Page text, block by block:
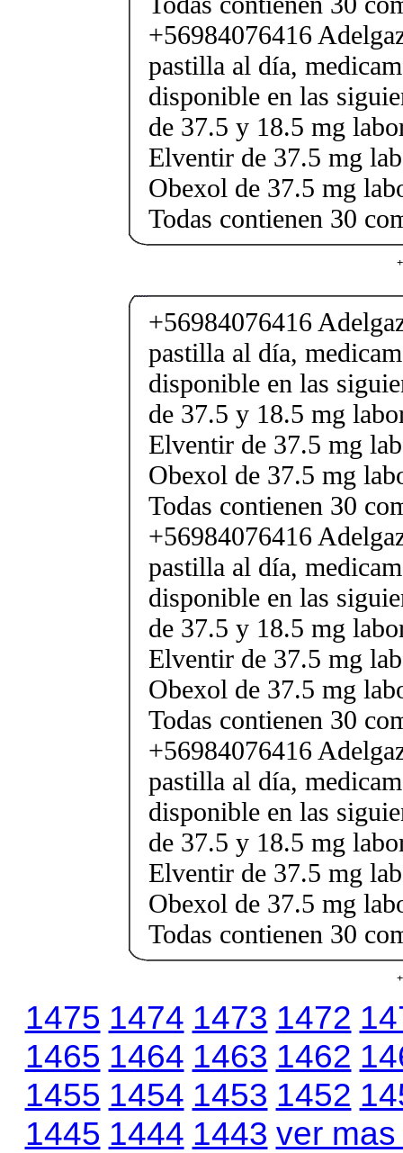
+56984076416
pastilla al día,
disponible en las
de 37.5 y 18.5 mg
Elventir de 37.5 mg
Obexol de 37.5 mg
Todas contienen 30
+56984076416
pastilla al día,
disponible en las
de 37.5 y 18.5 mg
Elventir de 37.5 mg
Obexol de 37.5 mg
Todas contienen 30
+56984076416
pastilla al día,
disponible en las
de 37.5 y 18.5 mg
Elventir de 37.5 mg
Obexol de 37.5 mg
Todas contienen 30
+56984076416
pastilla al día,
disponible en las
de 37.5 y 18.5 mg
Elventir de 37.5 mg
Obexol de 37.5 mg
Todas contienen 30
1475 1474 1473 1472
1465 1464 1463 1462
1455 1454 1453 1452
1445 1444 1443 ver